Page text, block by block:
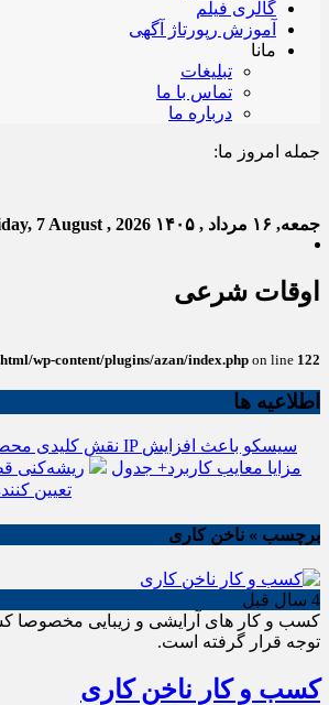
گالری فیلم
آموزش رپورتاژ آگهی
مانا
تبلیغات
تماس با ما
درباره ما
جمله امروز ما:
جمعه, ۱۶ مرداد , ۱۴۰۵ 7 August , 2026
اوقات شرعی
wp-content/plugins/azan/index.phpon line 122
اطلاعیه ها
نقش کلیدی
انواع باتری یو پی اس(ups)+مزایا معایب کاربرد+ جدول ریشه‌کنی
تعیین
برچسب » ناخن کاری
4 سال قبل
کسب و کار های آرایشی و زیبایی مخصوصا
توجه قرار گرفته است.
کسب و کار ناخن کاری